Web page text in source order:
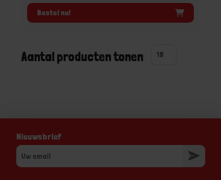
Bestel nu!
Aantal producten tonen
Nieuwsbrief